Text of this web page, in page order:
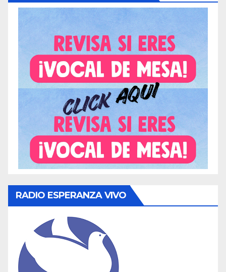
RADIO ESPERANZA VIVO